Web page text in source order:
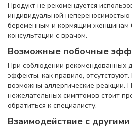
Продукт не рекомендуется
индивидуальной
беременным и кормящим женщинам
консультации с врачом.
Возможные побочные
При соблюдении рекомендованных
эффекты, как правило, отсутствуют.
возможны аллергические реакции.
нежелательных симптомов стоит
обратиться к специалисту.
Взаимодействие с